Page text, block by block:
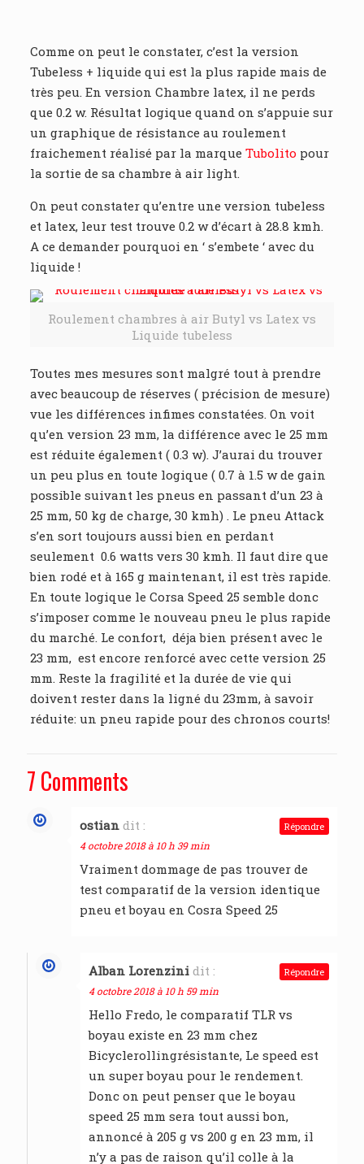
Comme on peut le constater, c’est la version
Tubeless + liquide qui est la plus rapide mais de
très peu. En version Chambre latex, il ne perds
que 0.2 w. Résultat logique quand on s’appuie sur
un graphique de résistance au roulement
fraichement réalisé par la marque Tubolito pour
la sortie de sa chambre à air light.
On peut constater qu’entre une version tubeless
et latex, leur test trouve 0.2 w d’écart à 28.8 kmh.
A ce demander pourquoi en ‘ s’embete ‘ avec du
liquide !
Roulement chambres à air Butyl vs Latex vs
Liquide tubeless
Toutes mes mesures sont malgré tout à prendre
avec beaucoup de réserves ( précision de mesure)
vue les différences infimes constatées. On voit
qu’en version 23 mm, la différence avec le 25 mm
est réduite également ( 0.3 w). J’aurai du trouver
un peu plus en toute logique ( 0.7 à 1.5 w de gain
possible suivant les pneus en passant d’un 23 à
25 mm, 50 kg de charge, 30 kmh) . Le pneu Attack
s’en sort toujours aussi bien en perdant
seulement 0.6 watts vers 30 kmh. Il faut dire que
bien rodé et à 165 g maintenant, il est très rapide.
En toute logique le Corsa Speed 25 semble donc
s’imposer comme le nouveau pneu le plus rapide
du marché. Le confort, déja bien présent avec le
23 mm, est encore renforcé avec cette version 25
mm. Reste la fragilité et la durée de vie qui
doivent rester dans la ligné du 23mm, à savoir
réduite: un pneu rapide pour des chronos courts!
7 Comments
ostian dit :
4 octobre 2018 à 10 h 39 min
Vraiment dommage de pas trouver de
test comparatif de la version identique
pneu et boyau en Cosra Speed 25
Répondre
Alban Lorenzini dit :
4 octobre 2018 à 10 h 59 min
Hello Fredo, le comparatif TLR vs
boyau existe en 23 mm chez
Bicyclerollingrésistante, Le speed est
un super boyau pour le rendement.
Donc on peut penser que le boyau
speed 25 mm sera tout aussi bon,
annoncé à 205 g vs 200 g en 23 mm, il
n’y a pas de raison qu’il colle à la
Répondre